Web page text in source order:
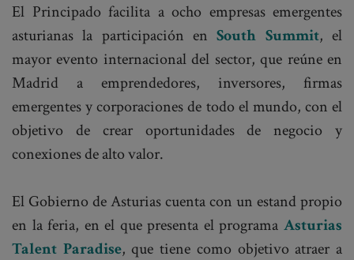
El Principado facilita a ocho empresas emergentes
asturianas la participación enSouth Summit, el
mayor evento internacional del sector, que reúne en
Madrid a emprendedores, inversores, firmas
emergentes y corporaciones de todo el mundo, con el
objetivo de crear oportunidades de negocio y
conexiones de alto valor.
El Gobierno de Asturias cuenta con un estand propio
en la feria, en el que presenta el programa Asturias
Talent Paradise, que tiene como objetivo atraer a